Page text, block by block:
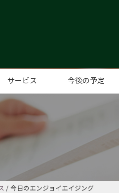
サービス
コミュニティカフェ
こども、子育てサポート
レンタルスペース
高齢者サポート
コミュニティイベント、サポート事
今後の予定
今日のエンジョイエイジング